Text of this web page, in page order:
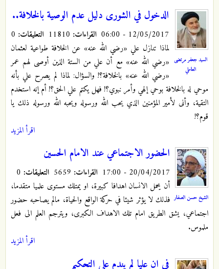
السيد جعفر مرتضى
العاملي
الدخول في الشورى دليل عدم الوصية بالخلافة..
12/05/2017 - 06:00 القراءات: التعليقات:
لماذا تنازل علي «رضي الله عنه» عن الخلافة طواعية لعثمان
«رضي الله عنه» مع أن علي من الستة الذين أوصى لهم عمر
«رضي الله عنه» بالخلافة؟! والسؤال: لماذا لم يصرح علي بأنه
موحي له بالخلافة بوحي إلهي وأمر نبوي؟! فهل يكتم علي الحق؟! أم إنه استخدم
التقية، وأنى لأمير المؤمنين الذي يحب الله ورسوله ويحبه الله ورسوله ذلك يا
قوم؟!
اقرأ المزيد
الشيخ حسن الصفار
الحضور الاجتماعي عند الامام الحسين
20/04/2017 - 17:00 القراءات: التعليقات:
أن يحمل الانسان اهدافا كبيرة، او يمتلك مستوى علميا متقدما،
فذلك لا يؤثر شيئا في حركة الواقع والحياة، مالم يصاحبه حضور
اجتماعي، يشق الطريق امام تلك الاهداف الكبرى، ويترجم العلم الى فعل
ملموس.
اقرأ المزيد
في ان عليا لم يندم على التحكيم